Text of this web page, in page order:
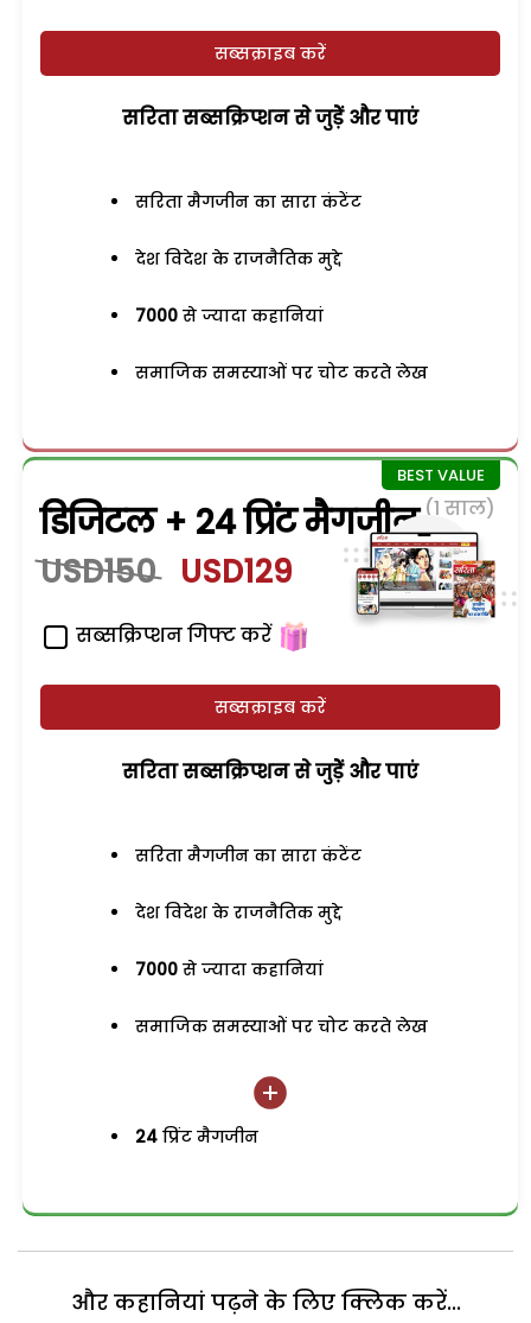
सब्सक्राइब करें
सरिता सब्सक्रिप्शन से जुड़ेें और पाएं
सरिता मैगजीन का सारा कंटेंट
देश विदेश के राजनैतिक मुद्दे
7000 से ज्यादा कहानियां
समाजिक समस्याओं पर चोट करते लेख
डिजिटल + 24 प्रिंट मैगजीन (1 साल)
USD150 USD129
सब्सक्रिप्शन गिफ्ट करें
सब्सक्राइब करें
सरिता सब्सक्रिप्शन से जुड़ेें और पाएं
सरिता मैगजीन का सारा कंटेंट
देश विदेश के राजनैतिक मुद्दे
7000 से ज्यादा कहानियां
समाजिक समस्याओं पर चोट करते लेख
24 प्रिंट मैगजीन
और कहानियां पढ़ने के लिए क्लिक करें...